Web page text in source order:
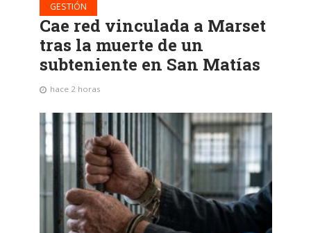
GESTIÓN
Cae red vinculada a Marset
tras la muerte de un
subteniente en San Matías
hace 2 horas